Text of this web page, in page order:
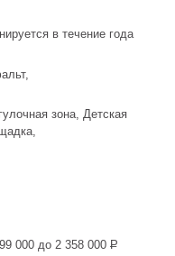
в течение года
,
зона, Детская
000 до 2 358 000Р